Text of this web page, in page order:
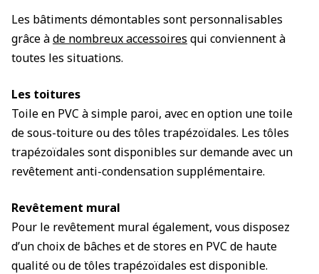
Les bâtiments démontables sont personnalisables
grâce àde nombreux accessoires qui conviennent à
toutes les situations.
Les toitures
Toile en PVC à simple paroi, avec en option une toile
de sous-toiture ou des tôles trapézoïdales. Les tôles
trapézoïdales sont disponibles sur demande avec un
revêtement anti-condensation supplémentaire.
Revêtement mural
Pour le revêtement mural également, vous disposez
d’un choix de bâches et de stores en PVC de haute
qualité ou de tôles trapézoïdales est disponible.